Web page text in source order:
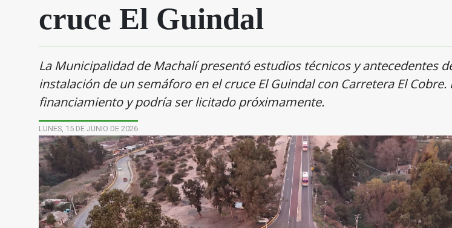
cruce El Guindal
La Municipalidad de Machalí presentó estudios técnicos y antecedentes
instalación de un semáforo en el cruce El Guindal con Carretera El
financiamiento y podría ser licitado próximamente.
LUNES, 15 DE JUNIO DE 2026